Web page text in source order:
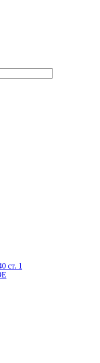
ст. 1